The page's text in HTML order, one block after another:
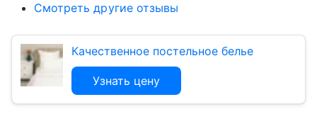
Смотреть другие отзывы
Качественное постельное белье
Узнать цену